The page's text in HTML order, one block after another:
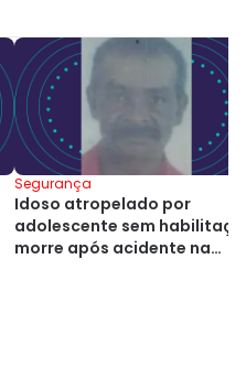
Segurança
Idoso atropelado por
adolescente sem
morre após acidente na